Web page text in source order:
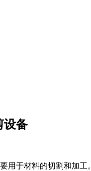
设备
用于材料的切割和加